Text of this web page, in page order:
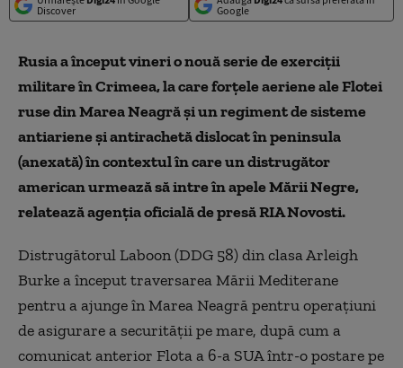
Discover
Google
Rusia a început vineri o nouă serie de exerciţii
militare în Crimeea, la care forţele aeriene ale Flotei
ruse din Marea Neagră şi un regiment de sisteme
antiariene şi antirachetă dislocat în peninsula
(anexată) în contextul în care un distrugător
american urmează să intre în apele Mării Negre,
relatează agenţia oficială de presă RIA Novosti.
Distrugătorul Laboon (DDG 58) din clasa Arleigh
Burke a început traversarea Mării Mediterane
pentru a ajunge în Marea Neagră pentru operaţiuni
de asigurare a securităţii pe mare, după cum a
comunicat anterior Flota a 6-a SUA într-o postare pe